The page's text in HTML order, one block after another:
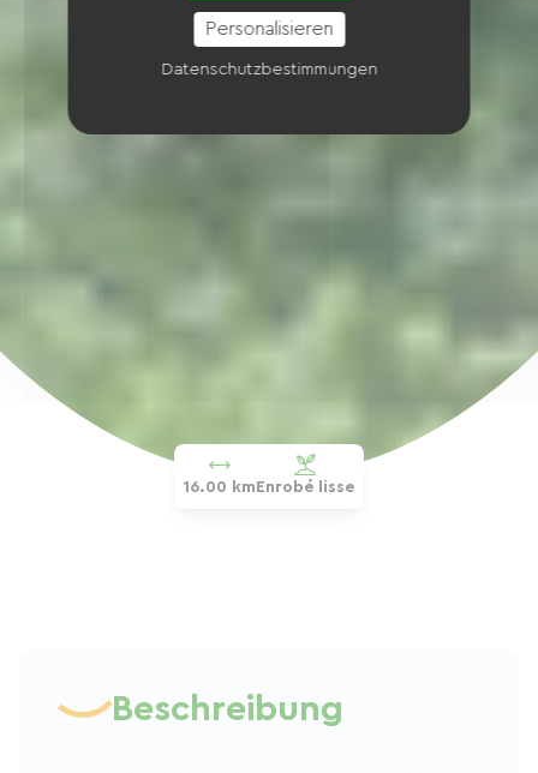
16.00 km Enrobé lisse
Beschreibung
Personalisieren
Datenschutzbestimmungen